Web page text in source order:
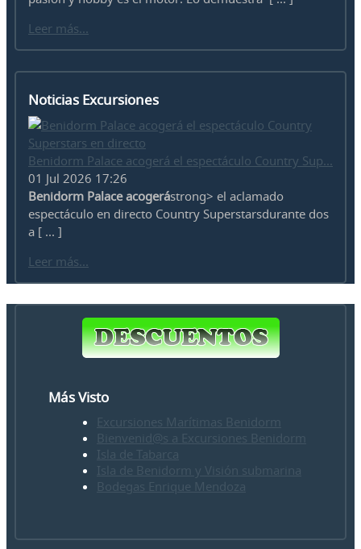
Leer más...
Noticias Excursiones
Benidorm Palace acogerá el espectáculo Country Sup...
01 Jul 2026 17:26
Benidorm Palace acogerástrong> el aclamado
espectáculo en directo Country Superstarsdurante dos
a [ ... ]
Leer más...
Más Visto
Excursiones Marítimas Benidorm
Bienvenid@s a Excursiones Benidorm
Isla de Tabarca
Isla de Benidorm y Visión submarina
Bodegas Enrique Mendoza